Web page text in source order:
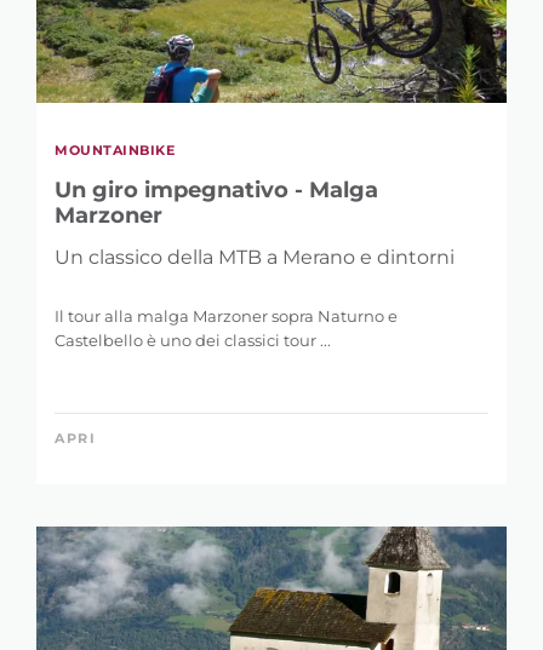
MOUNTAINBIKE
Un giro impegnativo - Malga
Marzoner
Un classico della MTB a Merano e dintorni
Il tour alla malga Marzoner sopra Naturno e
Castelbello è uno dei classici tour ...
APRI